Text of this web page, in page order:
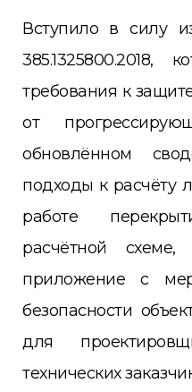
Вступило в
385.1325800.2018,
требования к
от
обновлённом
подходы к расчёту
работе
расчётной
приложение с
безопасности
для
технических